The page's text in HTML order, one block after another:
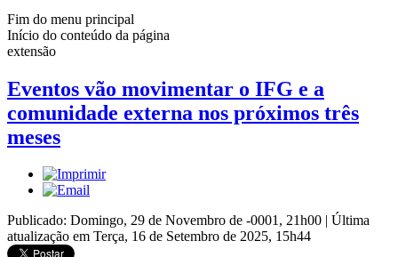
Fim do menu principal
Início do conteúdo da página
extensão
Eventos vão movimentar o IFG e a
comunidade externa nos próximos três
meses
Publicado: Domingo, 29 de Novembro de -0001, 21h00 | Última
atualização em Terça, 16 de Setembro de 2025, 15h44